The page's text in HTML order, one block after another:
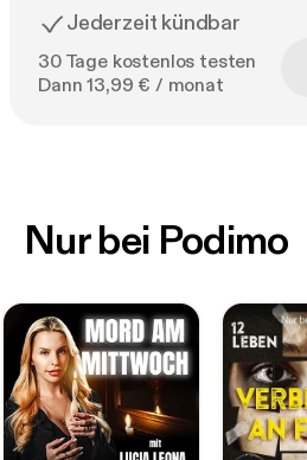
Jederzeit kündbar
30 Tage kostenlos testen
Dann 13,99 € / monat
Nur bei Podimo